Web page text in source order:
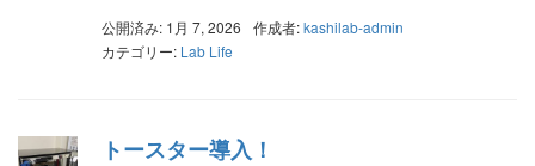
公開済み: 1月 7, 2026 作成者:kashilab-admin
カテゴリー: Lab Life
トースター導入！